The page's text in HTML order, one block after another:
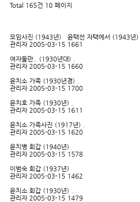
Total 165건 10 페이지
모임사진 (1943년)
윤택선 자택에서 (1943년
관리자 2005-03-15 1661
여자들만.. (1930년대)
관리자 2005-03-15 1660
윤치소 가족 (1930년경)
관리자 2005-03-15 1700
윤치호 가족 (1930년)
관리자 2005-03-15 1611
윤치소 가족사진 (1917년)
관리자 2005-03-15 1620
윤치병 회갑 (1940년)
관리자 2005-03-15 1578
이범숙 회갑 (1937년)
관리자 2005-03-15 1462
윤치소 회갑 (1930년)
관리자 2005-03-15 1479